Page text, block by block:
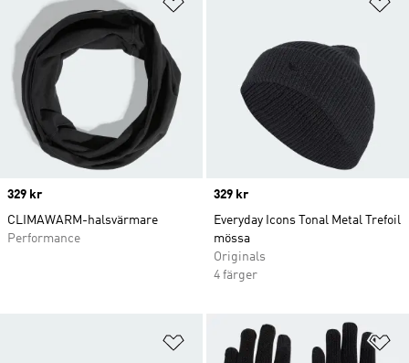
Price
329 kr
CLIMAWARM-halsvärmare
Performance
Price
329 kr
Everyday Icons Tonal Metal Trefoil
mössa
Originals
4 färger
Lägg till på önskelistan